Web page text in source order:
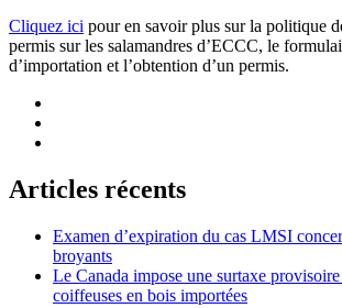
Cliquez ici pour en savoir plus sur la politique
permis sur les salamandres d’ECCC, le
d’importation et l’obtention d’un permis.
Articles récents
Examen d’expiration du cas LMSI
broyants
Le Canada impose une surtaxe
coiffeuses en bois importées